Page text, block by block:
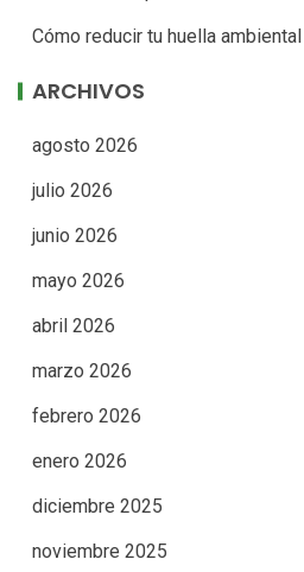
Cómo reducir tu huella
ARCHIVOS
agosto 2026
julio 2026
junio 2026
mayo 2026
abril 2026
marzo 2026
febrero 2026
enero 2026
diciembre 2025
noviembre 2025